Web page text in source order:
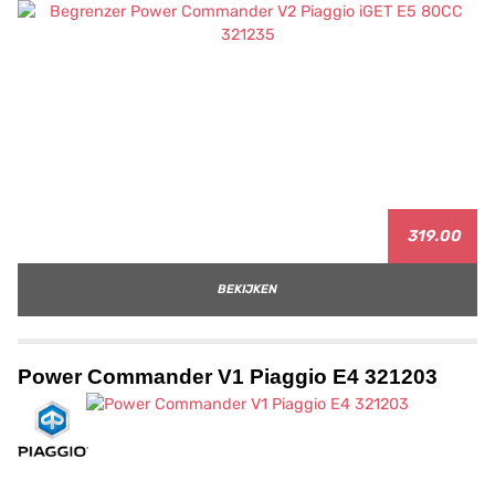
319.00
BEKIJKEN
Power Commander V1 Piaggio E4 321203